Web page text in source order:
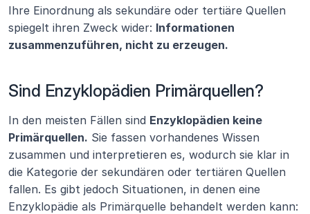
Ihre Einordnung als sekundäre oder tertiäre Quellen
spiegelt ihren Zweck wider: Informationen
zusammenzuführen, nicht zu erzeugen.
Sind Enzyklopädien Primärquellen?
In den meisten Fällen sind Enzyklopädien keine
Primärquellen. Sie fassen vorhandenes Wissen
zusammen und interpretieren es, wodurch sie klar in
die Kategorie der sekundären oder tertiären Quellen
fallen. Es gibt jedoch Situationen, in denen eine
Enzyklopädie als Primärquelle behandelt werden kann: